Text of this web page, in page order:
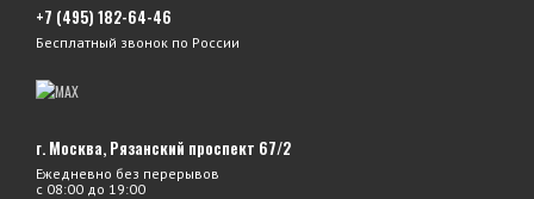
+7 (495) 182-64-46
Бесплатный звонок по России
г. Москва, Рязанский проспект 67/2
Ежедневно без перерывов
с 08:00 до 19:00